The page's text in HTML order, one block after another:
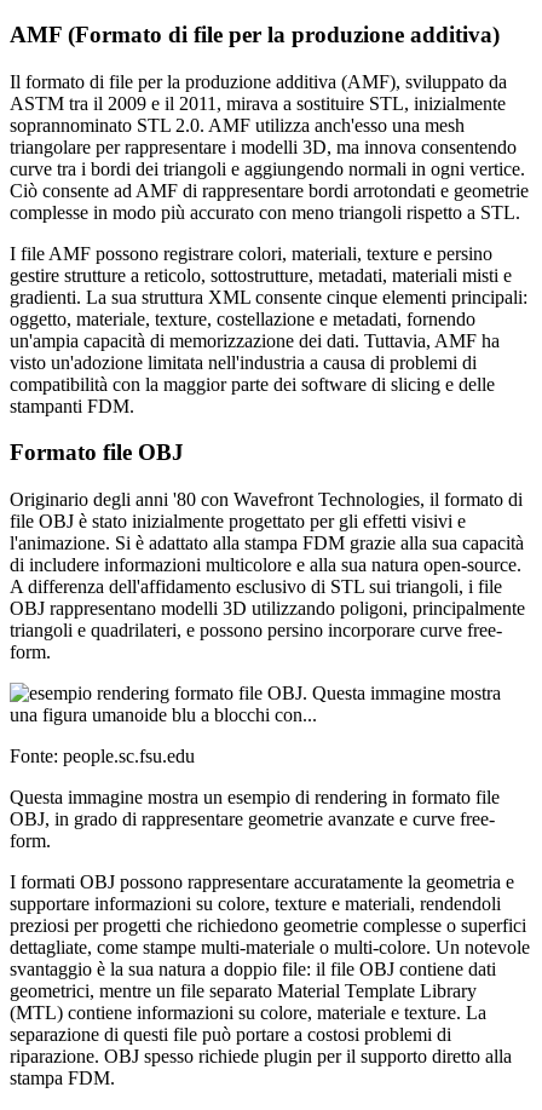
AMF (Formato di file per la produzione additiva)
Il formato di file per la produzione additiva (AMF), sviluppato da
ASTM tra il 2009 e il 2011, mirava a sostituire STL, inizialmente
soprannominato STL 2.0. AMF utilizza anch'esso una mesh
triangolare per rappresentare i modelli 3D, ma innova consentendo
curve tra i bordi dei triangoli e aggiungendo normali in ogni vertice.
Ciò consente ad AMF di rappresentare bordi arrotondati e geometrie
complesse in modo più accurato con meno triangoli rispetto a STL.
I file AMF possono registrare colori, materiali, texture e persino
gestire strutture a reticolo, sottostrutture, metadati, materiali misti e
gradienti. La sua struttura XML consente cinque elementi principali:
oggetto, materiale, texture, costellazione e metadati, fornendo
un'ampia capacità di memorizzazione dei dati. Tuttavia, AMF ha
visto un'adozione limitata nell'industria a causa di problemi di
compatibilità con la maggior parte dei software di slicing e delle
stampanti FDM.
Formato file OBJ
Originario degli anni '80 con Wavefront Technologies, il formato di
file OBJ è stato inizialmente progettato per gli effetti visivi e
l'animazione. Si è adattato alla stampa FDM grazie alla sua capacità
di includere informazioni multicolore e alla sua natura open-source.
A differenza dell'affidamento esclusivo di STL sui triangoli, i file
OBJ rappresentano modelli 3D utilizzando poligoni, principalmente
triangoli e quadrilateri, e possono persino incorporare curve free-
form.
Fonte: people.sc.fsu.edu
Questa immagine mostra un esempio di rendering in formato file
OBJ, in grado di rappresentare geometrie avanzate e curve free-
form.
I formati OBJ possono rappresentare accuratamente la geometria e
supportare informazioni su colore, texture e materiali, rendendoli
preziosi per progetti che richiedono geometrie complesse o superfici
dettagliate, come stampe multi-materiale o multi-colore. Un notevole
svantaggio è la sua natura a doppio file: il file OBJ contiene dati
geometrici, mentre un file separato Material Template Library
(MTL) contiene informazioni su colore, materiale e texture. La
separazione di questi file può portare a costosi problemi di
riparazione. OBJ spesso richiede plugin per il supporto diretto alla
stampa FDM.